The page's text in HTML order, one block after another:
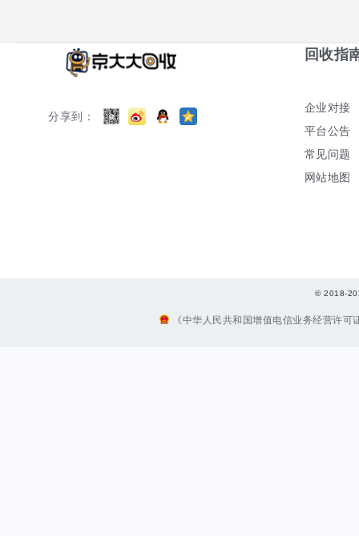
分享到：
回收指
企业对接
平台公告
常见问题
网站地图
© 2018-
《中华人民共和国增值电信业务经营许